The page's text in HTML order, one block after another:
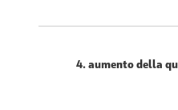
4. aumento della